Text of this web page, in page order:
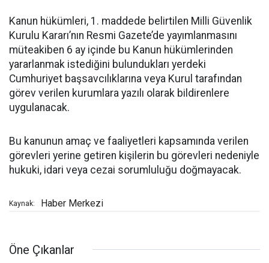
Kanun hükümleri, 1. maddede belirtilen Milli Güvenlik
Kurulu Kararı’nın Resmi Gazete’de yayımlanmasını
müteakiben 6 ay içinde bu Kanun hükümlerinden
yararlanmak istediğini bulundukları yerdeki
Cumhuriyet başsavcılıklarına veya Kurul tarafından
görev verilen kurumlara yazılı olarak bildirenlere
uygulanacak.
Bu kanunun amaç ve faaliyetleri kapsamında verilen
görevleri yerine getiren kişilerin bu görevleri nedeniyle
hukuki, idari veya cezai sorumluluğu doğmayacak.
Kaynak: Haber Merkezi
Öne Çıkanlar